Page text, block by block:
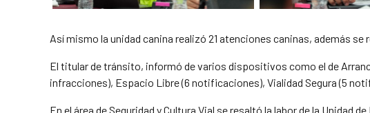
Así mismo la unidad canina realizó 21 atenciones caninas, además
El titular de tránsito, informó de varios dispositivos como el de
infracciones), Espacio Libre (6 notificaciones), Vialidad Segura (5
En el área de Seguridad y Cultura Vial se resaltó la labor de la